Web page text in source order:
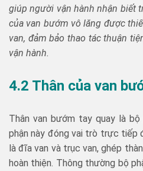
giúp người vận hành nhận biết
của van bướm vô lăng được
van, đảm bảo thao tác thuận
vận hành.
4.2 Thân của van
Thân van bướm tay quay là
phận này đóng vai trò trực tiếp
là đĩa van và trục van, ghép
hoàn thiện. Thông thường bộ